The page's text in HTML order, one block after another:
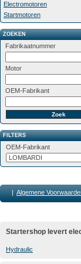
Electromotoren
Startmotoren
ZOEKEN
Fabrikaatnummer
Motor
OEM-Fabrikant
FILTERS
OEM-Fabrikant
| Algemene
Startershop levert
Hydraulic